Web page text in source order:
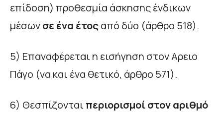
επίδοση) προθεσμία άσκησης ένδικων
μέσωνσε ένα έτοςαπό δύο (άρθρο 518).
5) Επαναφέρεται η εισήγηση στον Αρειο
Πάγο (να και ένα θετικό, άρθρο 571).
6) Θεσπίζονται περιορισμοί στον αριθμό